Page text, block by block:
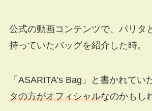
公式の動画コンテンツで、パリタ
持っていたバッグを紹介した時。
「ASARITA’s Bag」と書かれてい
タの方がオフィシャルなのかもし